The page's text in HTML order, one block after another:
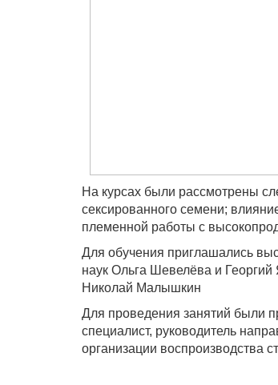
На курсах были рассмотрены
сексированного семени;
племенной работы с
Для обучения приглашались
наук Ольга Шевелёва и
Николай Малышкин
Для проведения занятий были
специалист, руководитель
организации воспроизводства